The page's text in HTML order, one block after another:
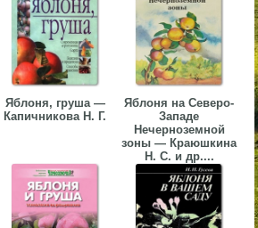
Яблоня, груша —
Капичникова Н. Г.
Яблоня на Северо-
Западе
Нечерноземной
зоны — Краюшкина
Н. С. и др....